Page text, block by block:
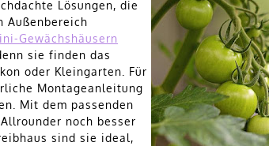
Lösungen, die
Außenbereich
Gewächshäusern
sie finden das
oder Kleingarten. Für
Montageanleitung
Mit dem passenden
noch besser
sind sie ideal,